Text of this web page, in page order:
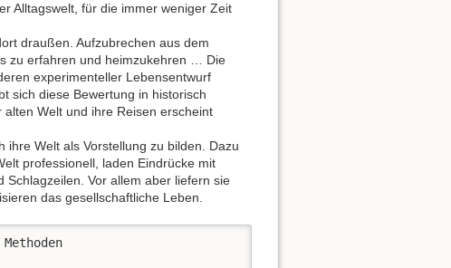
Alltagswelt, für die immer weniger Zeit
draußen. Aufzubrechen aus dem
zu erfahren und heimzukehren … Die
experimenteller Lebensentwurf
sich diese Bewertung in historisch
Welt und ihre Reisen erscheint
Welt als Vorstellung zu bilden. Dazu
professionell, laden Eindrücke mit
Vor allem aber liefern sie
das gesellschaftliche Leben.